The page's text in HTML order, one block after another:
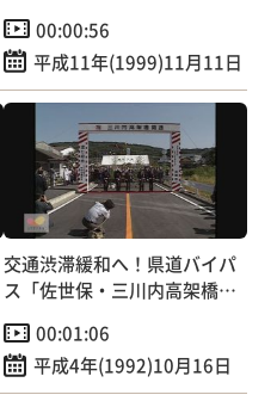
00:00:56
平成11年(1999)11月11日
交通渋滞緩和へ！県道バイパ
ス「佐世保・三川内高架橋」
00:01:06
平成4年(1992)10月16日